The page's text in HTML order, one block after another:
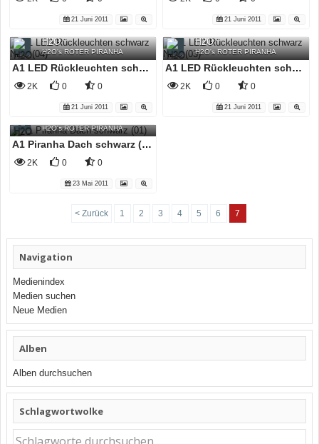
21 Juni 2011 21 Juni 2011
H2O
H2O's ROTER PIRANHA
A1 LED Rückleuchten schwarz NEU (04)
2K 0 0
21 Juni 2011
H2O
H2O's ROTER PIRANHA
A1 LED Rückleuchten schwarz NEU (03)
2K 0 0
21 Juni 2011
H2O's ROTER PIRANHA
A1 Piranha Dach schwarz (01)
2K 0 0
23 Mai 2011
< Zurück 1 2 3 4 5 6 7
Navigation
Medienindex
Medien suchen
Neue Medien
Alben
Alben durchsuchen
Schlagwortwolke